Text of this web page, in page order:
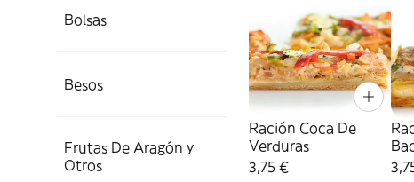
Bolsas
Besos
Frutas De Aragón y
Otros
Ración Coca De
Verduras
3,75 €